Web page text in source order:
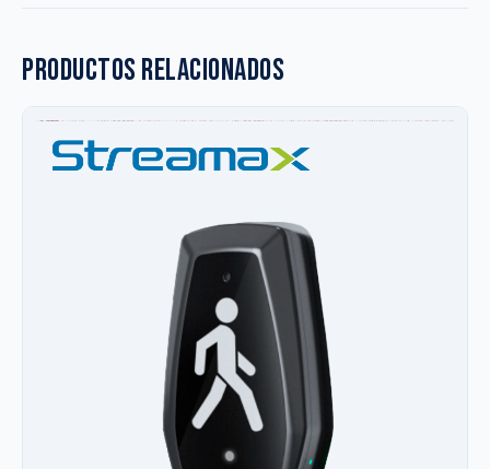
Productos relacionados